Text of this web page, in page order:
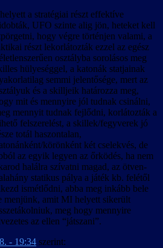
a stratégiai részt effektíve
UFO szinte alig jön, heteket kell
hogy végre történjen valami, a
részt lekorlátozták ezzel az egész
osztályba sorolásos meg
hülyeséggel, a katonák statjainak
semmi jelentősége, mert az
és a skilljeik határozza meg,
mit és mennyire jól tudnak csinálni,
mennyit tudnak fejlődni, korlátozták a
felszerelést, a skillek/fegyverek jó
totál haszontalan,
körönként két cselekvés, de
az egyik legyen az őrködés, ha nem
halálra szívatni magad, az ötven-
statikus pálya a játék kb. felétől
ismétlődni, abba meg inkább bele
menjünk, amit MI helyett sikerült
meg hogy mennyire
az ellen “játszani”.
- 19:34 szerint: